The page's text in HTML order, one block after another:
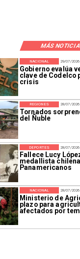
MÁS
29/07/2026
Gobierno evalúa
clave de Codelco
crisis
NACIONAL
28/07/2026
Tornados
del Ñuble
REGIONES
28/07/2026
Fallece Lucy
medallista
Panamericanos
DEPORTES
28/07/2026
Ministerio de
plazo para
afectados por
NACIONAL